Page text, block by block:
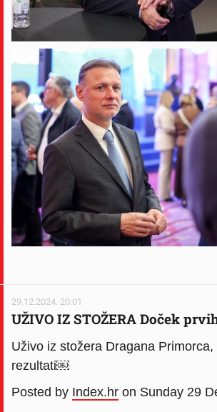
29.12.2024. 20:01
UŽIVO IZ STOŽERA Doček
Uživo iz stožera Dragana Primorca,
rezultati￼
Posted by Index.hr on Sunday 29